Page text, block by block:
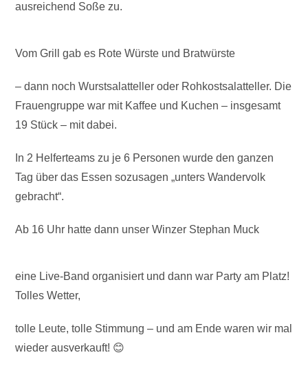
ausreichend Soße zu.
Vom Grill gab es Rote Würste und Bratwürste
– dann noch Wurstsalatteller oder Rohkostsalatteller. Die
Frauengruppe war mit Kaffee und Kuchen – insgesamt
19 Stück – mit dabei.
In 2 Helferteams zu je 6 Personen wurde den ganzen
Tag über das Essen sozusagen „unters Wandervolk
gebracht“.
Ab 16 Uhr hatte dann unser Winzer Stephan Muck
eine Live-Band organisiert und dann war Party am Platz!
Tolles Wetter,
tolle Leute, tolle Stimmung – und am Ende waren wir mal
wieder ausverkauft! 😊